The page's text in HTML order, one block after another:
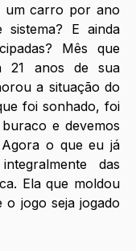
um carro por ano
sistema? E ainda
Mês que
21 anos de sua
a situação do
foi sonhado, foi
e devemos
o que eu já
das
Ela que moldou
o jogo seja jogado